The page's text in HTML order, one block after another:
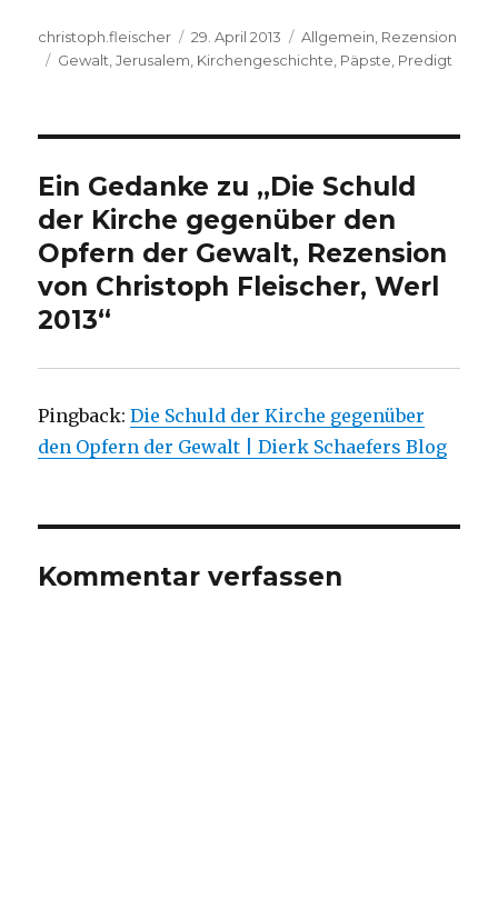
Autor
christoph.fleischer
Veröffentlicht
am
29. April 2013 Kategorien
Allgemein Rezension
Schlagwörter
Gewalt ,Jerusalem Kirchengeschichte Päpste Predigt
Ein Gedanke zu „Die Schuld
der Kirche gegenüber den
Opfern der Gewalt, Rezension
von Christoph Fleischer, Werl
2013“
Pingback:Die Schuld der Kirche gegenüber
den Opfern der Gewalt | Dierk Schaefers Blog
Kommentar verfassen